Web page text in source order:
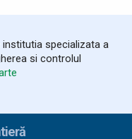
Moldova
pentru
institutia specializata a
si controlul